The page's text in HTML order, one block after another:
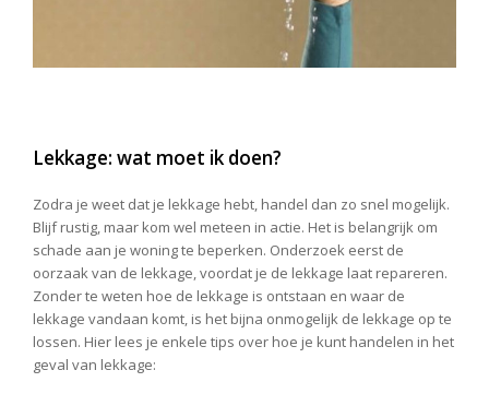
Lekkage: wat moet ik doen?
Zodra je weet dat je lekkage hebt, handel dan zo snel mogelijk.
Blijf rustig, maar kom wel meteen in actie. Het is belangrijk om
schade aan je woning te beperken. Onderzoek eerst de
oorzaak van de lekkage, voordat je de lekkage laat repareren.
Zonder te weten hoe de lekkage is ontstaan en waar de
lekkage vandaan komt, is het bijna onmogelijk de lekkage op te
lossen. Hier lees je enkele tips over hoe je kunt handelen in het
geval van lekkage: